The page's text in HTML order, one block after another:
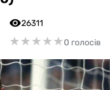
26311
★★★★★
★★★★★0 голосів